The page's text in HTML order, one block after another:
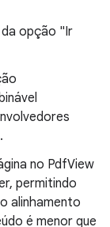
da opção "Ir
no PdfView
permitindo
alinhamento
é menor que